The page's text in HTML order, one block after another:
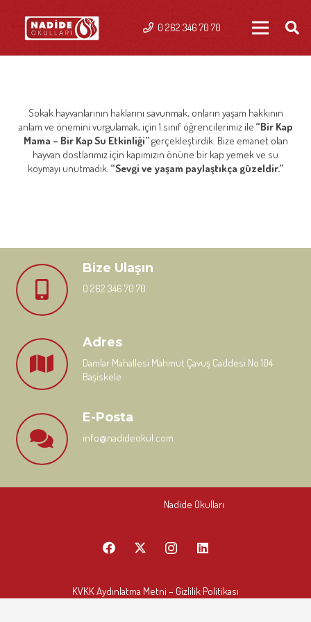
0 262 346 70 70
Sokak hayvanlarının haklarını savunmak, onların yaşam hakkının
anlam ve önemini vurgulamak, için 1.sınıf öğrencilerimiz ile “Bir Kap
Mama – Bir Kap Su Etkinliği”gerçekleştirdik. Bize emanet olan
hayvan dostlarımız için kapımızın önüne bir kap yemek ve su
koymayı unutmadık. “Sevgi ve yaşam paylaştıkça güzeldir.”
Bize Ulaşın
0 262 346 70 70
Adres
Damlar Mahallesi Mahmut Çavuş Caddesi No 104
Başiskele
E-Posta
info@nadideokul.com
Nadide Okulları
KVKK Aydınlatma Metni – Gizlilik Politikası